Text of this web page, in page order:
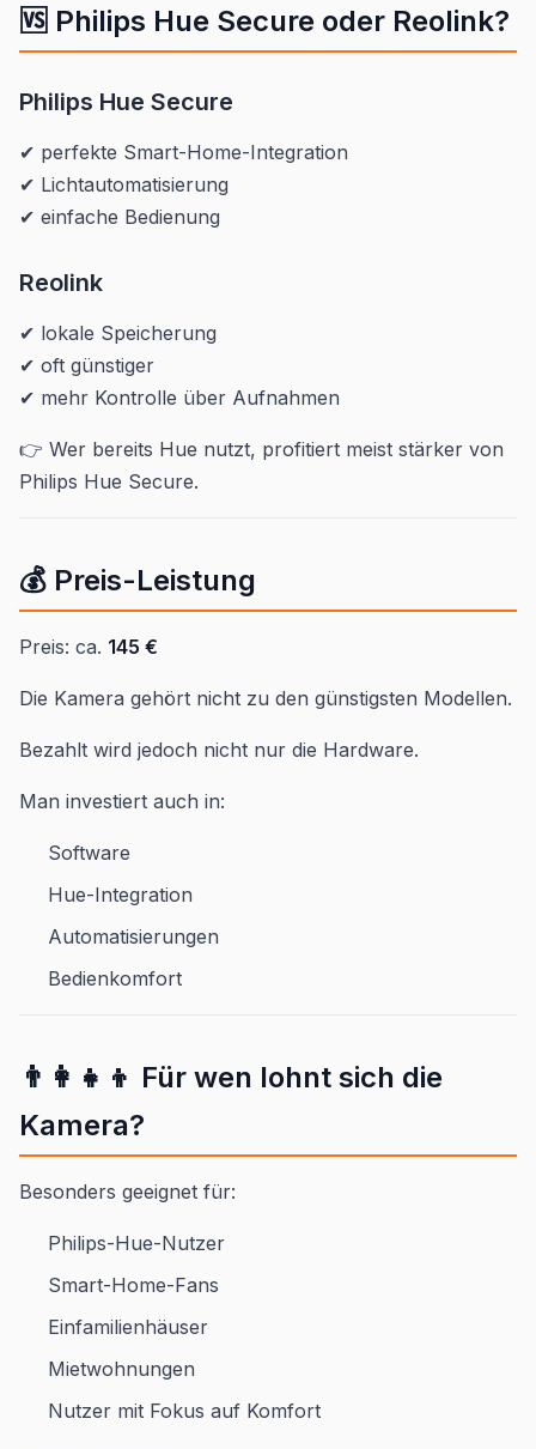
🆚 Philips Hue Secure oder Reolink?
Philips Hue Secure
✔ perfekte Smart-Home-Integration
✔ Lichtautomatisierung
✔ einfache Bedienung
Reolink
✔ lokale Speicherung
✔ oft günstiger
✔ mehr Kontrolle über Aufnahmen
👉 Wer bereits Hue nutzt, profitiert meist stärker von
Philips Hue Secure.
💰 Preis-Leistung
Preis: ca. 145 €
Die Kamera gehört nicht zu den günstigsten Modellen.
Bezahlt wird jedoch nicht nur die Hardware.
Man investiert auch in:
Software
Hue-Integration
Automatisierungen
Bedienkomfort
👨‍👩‍👧‍👦 Für wen lohnt sich die
Kamera?
Besonders geeignet für:
Philips-Hue-Nutzer
Smart-Home-Fans
Einfamilienhäuser
Mietwohnungen
Nutzer mit Fokus auf Komfort